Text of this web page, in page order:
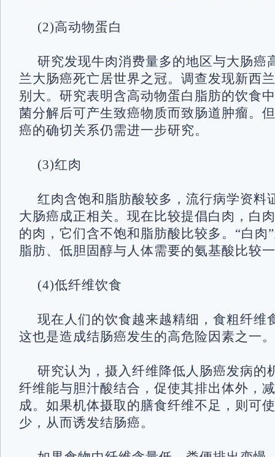
(2)高动物蛋白
研究发现牛肉消费量多的地区与大肠癌
兰大肠癌死亡居世界之冠。调查发现新西
别大。研究表明含高动物蛋白脂肪的饮食
菌分解后可产生致癌物质而致肠道肿瘤。
癌的确切关系仍需进一步研究。
(3)红肉
红肉含饱和脂肪酸较多，流行病学资料
大肠癌成正相关。现在比较提倡白肉，白
的肉，它们含不饱和脂肪酸比较多。“白肉
脂肪、低胆固醇与人体需要的氨基酸比较
(4)低纤维饮食
现在人们的饮食越来越精细，食粗纤维
这也是造成结肠癌发生的高危险因素
研究认为，摄入纤维降低人肠癌发病的
纤维能与胆汁酸结合，促使其排出体外，
成。如果机体摄取的膳食纤维不足，则可
少，从而诱发结肠癌。